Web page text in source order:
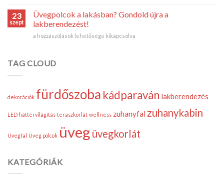
lakásban
bejegyzéshez
készített
zuhanyfallal
egyedi
terek
bejegyzéshez
23
szept
Üvegpolcok a lakásban? Gondold újra a
lakberendezést!
Üvegpolcok
Gondold
bejegyzéshez
a hozzászólások lehetősége kikapcsolva
TAG CLOUD
dekorációk fürdőszoba kádparaván lakberendezés
LED háttérvilágítás teraszkorlát wellness zuhanyfal zuhanykabin
Üvegfal Üveg polcok üveg üvegkorlát
KATEGÓRIÁK